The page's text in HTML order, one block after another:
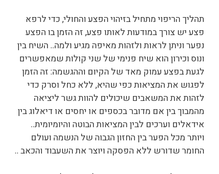
תהליך הריפוי מתחיל בזיהוי הפצע והחולי, כדי לרפא
פצע יש צורך במודעות לאותו פצע, זה הזמן בו הפצע
נפער וניתן לראות ולזהות מאיפה מגיע ולמה.. השיח בין
ונוס וכירון הוא שיח פנימי של שני קולות שמאפשרים
לגעת בפצע עמוק מאד של הקיום וההגשמה: זה הזמן
לפגוש את המציאות כפי שהיא, ללא כחל וסרק כדי
לזהות את המשאבים שיכולים להוות גשר ליציאה
מהמבוך בין אם מדובר בכספים או יחסים או דיאלוג בין
אידאלים וערכים לבין המציאות הבוטה והיומיומית..
ויותר מכל הפער בין החזון הגבוה של הנשמה ועולם
החומר שדורש ללא הפסקה ויוצר את השעבוד והכאב ..